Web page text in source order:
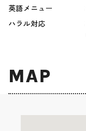
英語メニュー
ハラル対応
MAP